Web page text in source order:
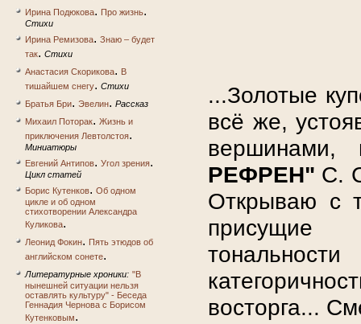
Ирина Подюкова. Про жизнь.
Стихи
Ирина Ремизова. Знаю – будет
так. Стихи
Анастасия Скорикова. В
тишайшем снегу. Стихи
Братья Бри. Эвелин. Рассказ
Михаил Поторак. Жизнь и
приключения Левтолстоя.
Миниатюры
Евгений Антипов. Угол зрения.
Цикл статей
Борис Кутенков. Об одном
цикле и об одном
стихотворении Александра
Куликова.
Леонид Фокин. Пять этюдов об
английском сонете.
Литературные хроники: "В
нынешней ситуации нельзя
оставлять культуру" - Беседа
Геннадия Чернова с Борисом
Кутенковым.
...Золотые
всё же,
вершинами,
РЕФРЕН" С.
Открываю с
присущие
восторга...